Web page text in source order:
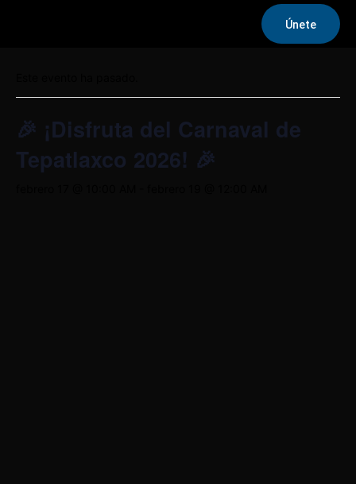
Únete
🎉 ¡Disfruta del Carnaval de
Tepatlaxco 2026! 🎉